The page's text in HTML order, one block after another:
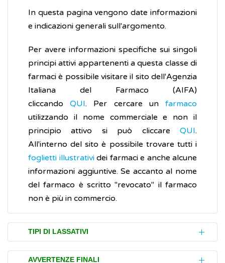
In questa pagina vengono date informazioni
e indicazioni generali sull'argomento.
Per avere informazioni specifiche sui singoli
principi attivi appartenenti a questa classe di
farmaci è possibile visitare il sito dell'Agenzia
Italiana del Farmaco (AIFA)
cliccandoQUI. Per cercare unfarmaco
utilizzando il nome commerciale e non il
principio attivo si può cliccare QUI.
All'interno del sito è possibile trovare tutti i
foglietti illustrativi dei farmaci e anche alcune
informazioni aggiuntive. Se accanto al nome
del farmaco è scritto "revocato" il farmaco
non è più in commercio.
TIPI DI LASSATIVI
I lassativi non sono tutti uguali e vengono
AVVERTENZE FINALI